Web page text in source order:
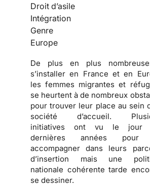
Droit d’asile
Intégration
Genre
Europe
De plus en plus
s’installer en France et en
lesfemmes migrantes et
se heurtent à de nombreux
pour trouver leur place au sein
société d’accueil.
initiatives ont vu le jour
dernières années pour
accompagner dans leurs
d’insertion mais une
nationale cohérente tarde
se dessiner.